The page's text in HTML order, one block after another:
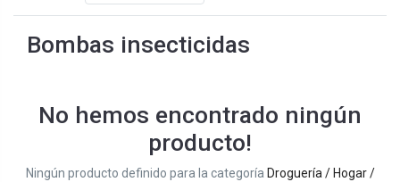
Bombas insecticidas
No hemos encontrado ningún
producto!
Ningún producto definido para la categoría Droguería / Hogar /